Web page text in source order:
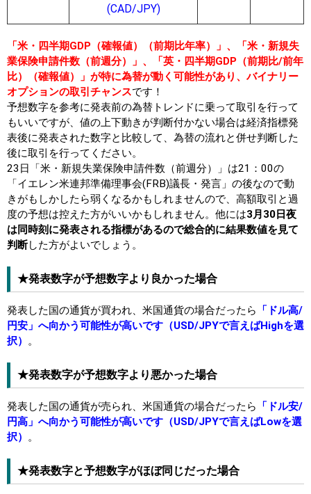
(CAD/JPY)
「米・四半期GDP（確報値）（前期比年率）」、「米・新規失
業保険申請件数（前週分）」、「英・四半期GDP（前期比/前年
比）（確報値）」が特に為替が動く可能性があり、バイナリー
オプションの取引チャンスです！
予想数字を参考に発表前の為替トレンドに乗って取引を行って
もいいですが、値の上下動きが判断付かない場合は経済指標発
表後に発表された数字と比較して、為替の流れと併せ判断した
後に取引を行ってください。
23日「米・新規失業保険申請件数（前週分）」は21：00の
「イエレン米連邦準備理事会(FRB)議長・発言」の後なので動
きがもしかしたら弱くなるかもしれませんので、高額取引と過
度の予想は控えた方がいいかもしれません。他には3月30日夜
は同時刻に発表される指標があるので総合的に結果数値を見て
判断した方がよいでしょう。
★発表数字が予想数字より良かった場合
発表した国の通貨が買われ、米国通貨の場合だったら
「ドル高/
円安」へ向かう可能性が高いです（USD/JPYで言えばHighを選
択） 。
★発表数字が予想数字より悪かった場合
発表した国の通貨が売られ、米国通貨の場合だったら
「ドル安/
円高」へ向かう可能性が高いです（USD/JPYで言えばLowを選
択） 。
★発表数字と予想数字がほぼ同じだった場合